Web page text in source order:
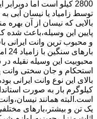
توسط زامیاد یا نیسان
بالایی که نیسان از آن بهره
پایین این وسیله،باعث شده
و محبوب ترین وانت ایرانی
محبوبیت این وسیله نقیله
استحکام و جان سختی
کیلوگرم بار به صورت
است.البته همانند
یک تن و بیشتر،بارهای